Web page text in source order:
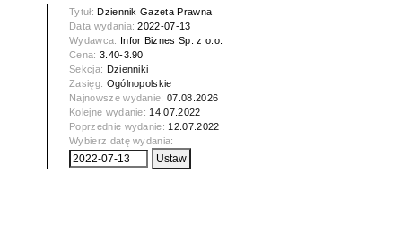
Tytuł:Dziennik Gazeta Prawna
Data wydania:2022-07-13
Wydawca: Infor Biznes Sp. z o.o.
Cena: 3.40-3.90
Sekcja: Dzienniki
Zasięg: Ogólnopolskie
Najnowsze wydanie:07.08.2026
Kolejne wydanie: 14.07.2022
Poprzednie wydanie: 12.07.2022
Wybierz datę wydania: